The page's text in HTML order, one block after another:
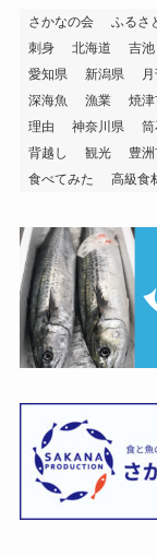
さかなの会 ふるさ
刺身
北海道 吉池
愛知県
新潟県
深海魚
漁業 焼
理由
神奈川県
背越し
観光 豊
食べてみた
高級食